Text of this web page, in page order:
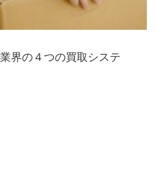
界の４つの買取システ